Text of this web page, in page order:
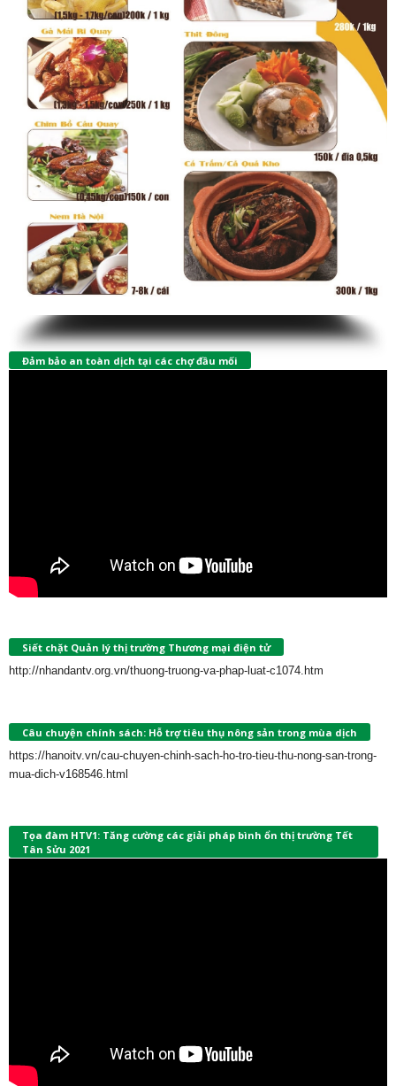
Đảm bảo an toàn dịch tại các chợ đầu mối
Siết chặt Quản lý thị trường Thương mại điện tử
http://nhandantv.org.vn/thuong-truong-va-phap-luat-c1074.htm
Câu chuyện chính sách: Hỗ trợ tiêu thụ nông sản trong mùa dịch
https://hanoitv.vn/cau-chuyen-chinh-sach-ho-tro-tieu-thu-nong-san-trong-
mua-dich-v168546.html
Tọa đàm HTV1: Tăng cường các giải pháp bình ổn thị trường Tết
Tân Sửu 2021